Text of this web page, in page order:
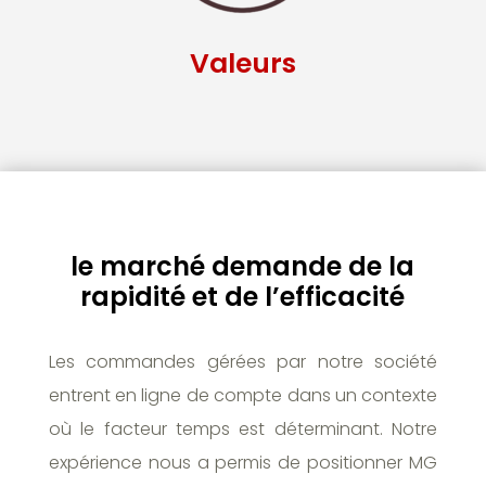
Valeurs
le marché demande de la
rapidité et de l’efficacité
Les commandes gérées par notre société
entrent en ligne de compte dans un contexte
où le facteur temps est déterminant. Notre
expérience nous a permis de positionner MG